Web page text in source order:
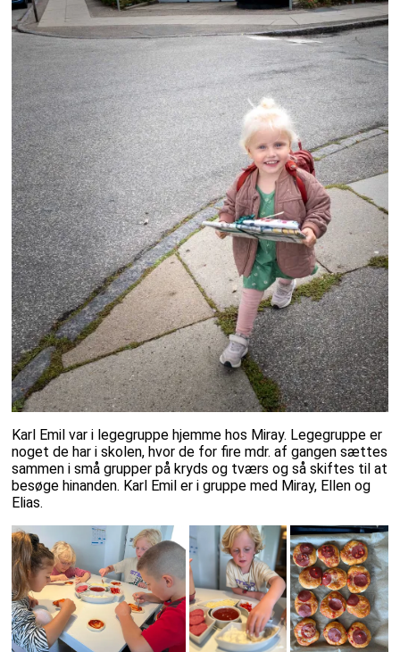
Karl Emil var i legegruppe hjemme hos Miray. Legegruppe er
noget de har i skolen, hvor de for fire mdr. af gangen sættes
sammen i små grupper på kryds og tværs og så skiftes til at
besøge hinanden. Karl Emil er i gruppe med Miray, Ellen og
Elias.